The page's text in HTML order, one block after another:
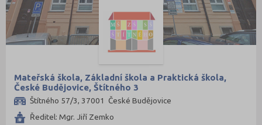
Šumperk (9)
Tábor (8)
Tachov (3)
Trutnov (11)
Třebíč (7)
Uherské Hradiště (10)
Mateřská škola, Základní škola a Praktická škola,
České Budějovice, Štítného 3
Štítného 57/3, 37001 České Budějovice
Ředitel: Mgr. Jiří Zemko